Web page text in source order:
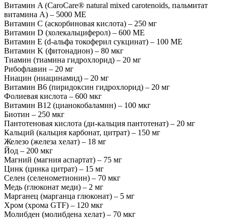
Витамин A (CaroCare® natural mixed carotenoids, пальмитат
витамина А) – 5000 МЕ
Витамин C (аскорбиновая кислота) – 250 мг
Витамин D (холекальциферол) – 600 МЕ
Витамин E (d-альфа токоферил сукцинат) – 100 МЕ
Витамин K (фитонадион) – 80 мкг
Тиамин (тиамина гидрохлорид) – 20 мг
Рибофлавин – 20 мг
Ниацин (ниацинамид) – 20 мг
Витамин B6 (пиридоксин гидрохлорид) – 20 мг
Фолиевая кислота – 600 мкг
Витамин B12 (цианокобаламин) – 100 мкг
Биотин – 250 мкг
Пантотеновая кислота (ди-кальция пантотенат) – 20 мг
Кальций (кальция карбонат, цитрат) – 150 мг
Железо (железа хелат) – 18 мг
Йод – 200 мкг
Магний (магния аспартат) – 75 мг
Цинк (цинка цитрат) – 15 мг
Селен (селенометионин) – 70 мкг
Медь (глюконат меди) – 2 мг
Марганец (марганца глюконат) – 5 мг
Хром (хрома GTF) – 120 мкг
Молибден (молибдена хелат) – 70 мкг